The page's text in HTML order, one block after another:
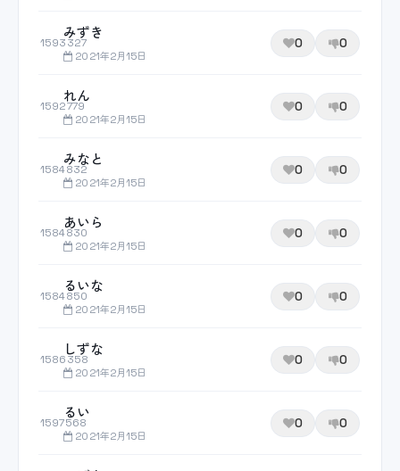
1593327
みずき
2021年2月15日
0 0
1592779
れん
2021年2月15日
0 0
1584832
みなと
2021年2月15日
0 0
1584830
あいら
2021年2月15日
0 0
1584850
るいな
2021年2月15日
0 0
1586358
しずな
2021年2月15日
0 0
1597568
るい
2021年2月15日
0 0